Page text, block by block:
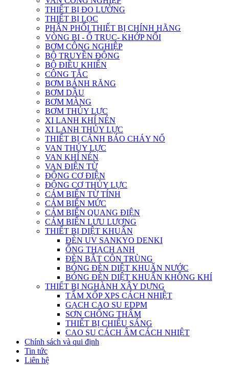
THIẾT BỊ ĐO LƯỜNG
THIẾT BỊ LỌC
PHÂN PHỐI THIẾT BỊ CHÍNH HÃNG
VÒNG BI - Ổ TRỤC- KHỚP NỐI
BƠM CÔNG NGHIỆP
BỘ TRUYỀN ĐỘNG
BỘ ĐIỀU KHIỂN
CÔNG TẮC
BƠM BÁNH RĂNG
BƠM DẦU
BƠM MÀNG
BƠM THỦY LỰC
XI LANH KHÍ NÉN
XI LANH THỦY LỰC
THIẾT BỊ CẢNH BÁO CHÁY NỔ
VAN THỦY LỰC
VAN KHÍ NÉN
VAN ĐIỆN TỪ
ĐỘNG CƠ ĐIỆN
ĐỘNG CƠ THỦY LỰC
CẢM BIẾN TỪ TÍNH
CẢM BIẾN MỨC
CẢM BIẾN QUANG ĐIỆN
CẢM BIẾN LƯU LƯỢNG
THIẾT BỊ DIỆT KHUẨN
ĐÈN UV SANKYO DENKI
ỐNG THẠCH ANH
ĐÈN BẮT CÔN TRÙNG
BÓNG ĐÈN DIỆT KHUẨN NƯỚC
BÓNG ĐÈN DIỆT KHUẨN KHÔNG KHÍ
THIẾT BỊ NGHÀNH XÂY DỰNG
TẤM XỐP XPS CÁCH NHIỆT
GẠCH CAO SU EDPM
SƠN CHỐNG THẤM
THIẾT BỊ CHIẾU SÁNG
CAO SU CÁCH ÂM CÁCH NHIỆT
Chính sách và qui định
Tin tức
Liên hệ